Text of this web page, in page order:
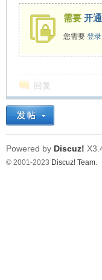
需要 开
您需要 登录
回复
Powered by Discuz!
© 2001-2023 Discuz! Team.